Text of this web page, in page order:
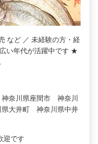
など ／ 未経験の方・経
い年代が活躍中です ★
奈川県座間市 神奈川
大井町 神奈川県中井
迎です